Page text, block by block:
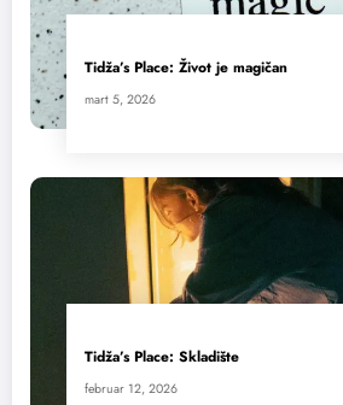
Tidža’s Place: Život je magičan
mart 5, 2026
Tidža’s Place: Skladište
februar 12, 2026